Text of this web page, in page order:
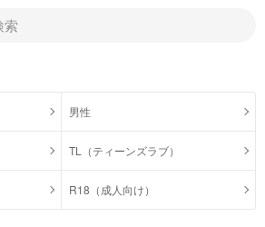
男性
TL（ティーンズラブ）
R18（成人向け）